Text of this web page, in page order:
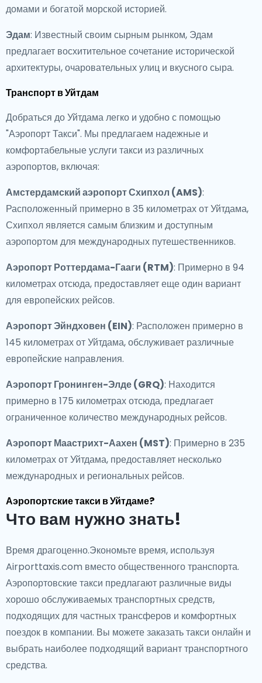
домами и богатой морской историей.
Эдам: Известный своим сырным рынком, Эдам
предлагает восхитительное сочетание исторической
архитектуры, очаровательных улиц и вкусного сыра.
Транспорт в Уйтдам
Добраться до Уйтдама легко и удобно с помощью
"Аэропорт Такси". Мы предлагаем надежные и
комфортабельные услуги такси из различных
аэропортов, включая:
Амстердамский аэропорт Схипхол (AMS):
Расположенный примерно в 35 километрах от Уйтдама,
Схипхол является самым близким и доступным
аэропортом для международных путешественников.
Аэропорт Роттердама-Гааги (RTM): Примерно в 94
километрах отсюда, предоставляет еще один вариант
для европейских рейсов.
Аэропорт Эйндховен (EIN): Расположен примерно в
145 километрах от Уйтдама, обслуживает различные
европейские направления.
Аэропорт Гронинген-Элде (GRQ): Находится
примерно в 175 километрах отсюда, предлагает
ограниченное количество международных рейсов.
Аэропорт Маастрихт-Аахен (MST): Примерно в 235
километрах от Уйтдама, предоставляет несколько
международных и региональных рейсов.
Аэропортские такси в Уйтдаме?
Что вам нужно знать!
Время драгоценно.Экономьте время, используя
Airporttaxis.com вместо общественного транспорта.
Аэропортовские такси предлагают различные виды
хорошо обслуживаемых транспортных средств,
подходящих для частных трансферов и комфортных
поездок в компании. Вы можете заказать такси онлайн и
выбрать наиболее подходящий вариант транспортного
средства.